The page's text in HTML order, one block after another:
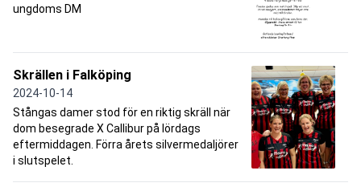
ungdoms DM
Skrällen i Falköping
2024-10-14
Stångas damer stod för en riktig skräll när
dom besegrade X Callibur på lördags
eftermiddagen. Förra årets silvermedaljörer
i slutspelet.